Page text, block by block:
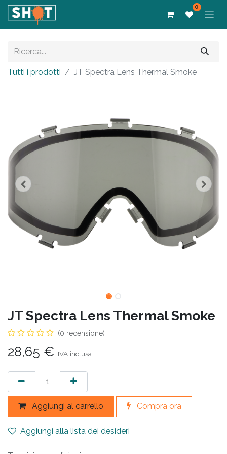
0
Tutti i prodotti JT Spectra Lens Thermal Smoke
JT Spectra Lens Thermal Smoke
(0 recensione)
28,65 € IVA inclusa
Aggiungi al carrello Compra ora
Aggiungi alla lista dei desideri